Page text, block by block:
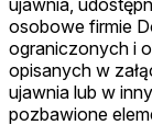
ujawnia,
osobowe firmie
ograniczonych i
opisanych w
ujawnia lub w
pozbawione